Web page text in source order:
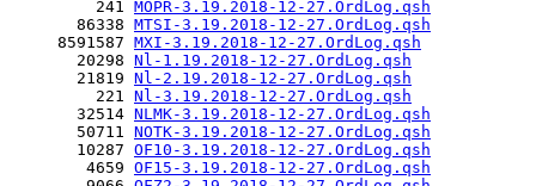
         241
MOPR-3.19.2018-12-27.OrdLog.qsh
       86338
MTSI-3.19.2018-12-27.OrdLog.qsh
     8591587
MXI-3.19.2018-12-27.OrdLog.qsh
       20298
Nl-1.19.2018-12-27.OrdLog.qsh
       21819
Nl-2.19.2018-12-27.OrdLog.qsh
         221
Nl-3.19.2018-12-27.OrdLog.qsh
       32514
NLMK-3.19.2018-12-27.OrdLog.qsh
       50711
NOTK-3.19.2018-12-27.OrdLog.qsh
       10287
OF10-3.19.2018-12-27.OrdLog.qsh
        4659
OF15-3.19.2018-12-27.OrdLog.qsh